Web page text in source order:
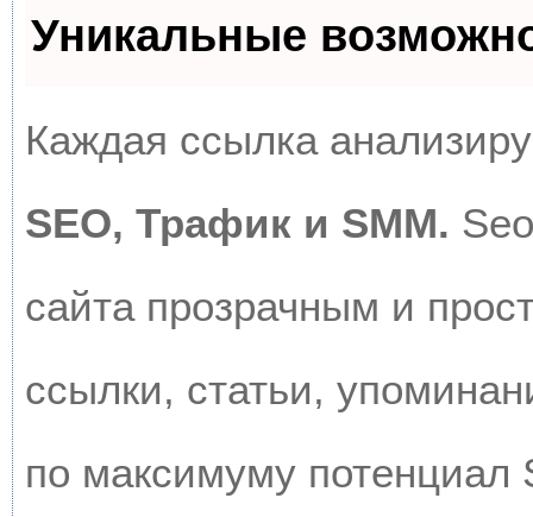
Уникальные
Каждая ссылка
SEO, Трафик и SMM.
сайта прозрачным и
ссылки, статьи,
по максимуму потенциал